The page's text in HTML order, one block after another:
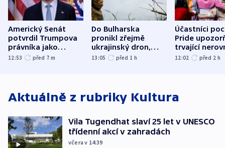
Americký Senát
potvrdil Trumpova
právníka jako
ministra
12:53 před 7 m
Do Bulharska
pronikl zřejmě
ukrajinský dron,
explodoval kilometr
13:05 před 1 h
Účastníci
Pride
trvající
12:02 před 2 h
Aktuálně z rubriky Kultura
Vila Tugendhat slaví 25 let v UNESCO
třídenní akcí v zahradách
včera v 14:39